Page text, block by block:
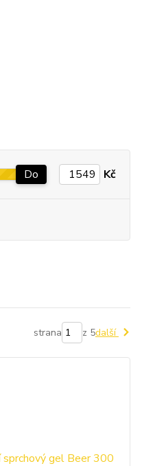
Do Kč
strana z 5další